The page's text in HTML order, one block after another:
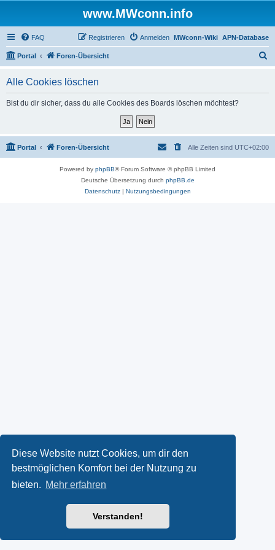
Diese Website nutzt Cookies, um dir den
bestmöglichen Komfort bei der Nutzung zu
bieten. Mehr erfahren
Verstanden!
www.MWconn.info
FAQ APN-Database
MWconn-Wiki
Anmelden
Registrieren
Portal Foren-Übersicht
Alle Cookies löschen
Bist du dir sicher, dass du alle Cookies des Boards löschen möchtest?
Portal Foren-Übersicht Alle Zeiten sind UTC+02:00
Powered by phpBB® Forum Software © phpBB Limited
Deutsche Übersetzung durch phpBB.de
Datenschutz| Nutzungsbedingungen